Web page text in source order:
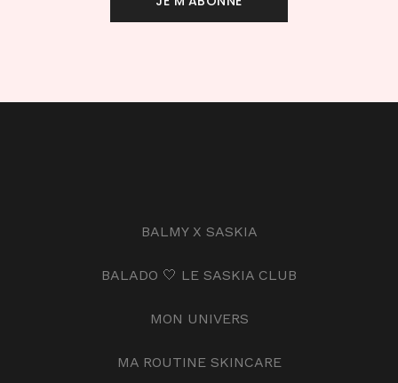
BALMY X SASKIA
BALADO 🤍 LE SASKIA CLUB
MON UNIVERS
MA ROUTINE SKINCARE